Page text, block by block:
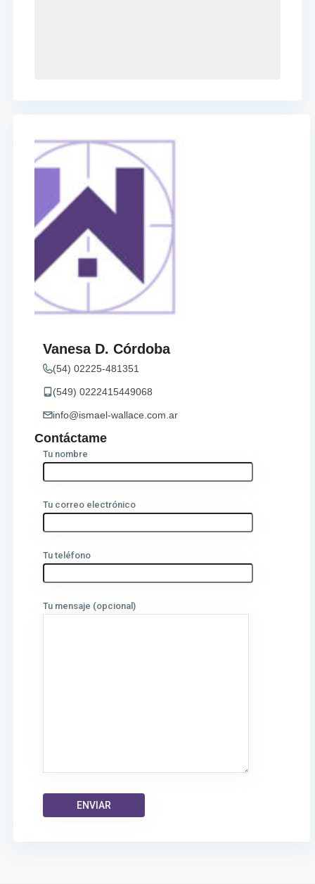
Vanesa D. Córdoba
(54) 02225-481351
(549) 0222415449068
info@ismael-wallace.com.ar
Contáctame
Tu nombre
Tu correo electrónico
Tu teléfono
Tu mensaje (opcional)